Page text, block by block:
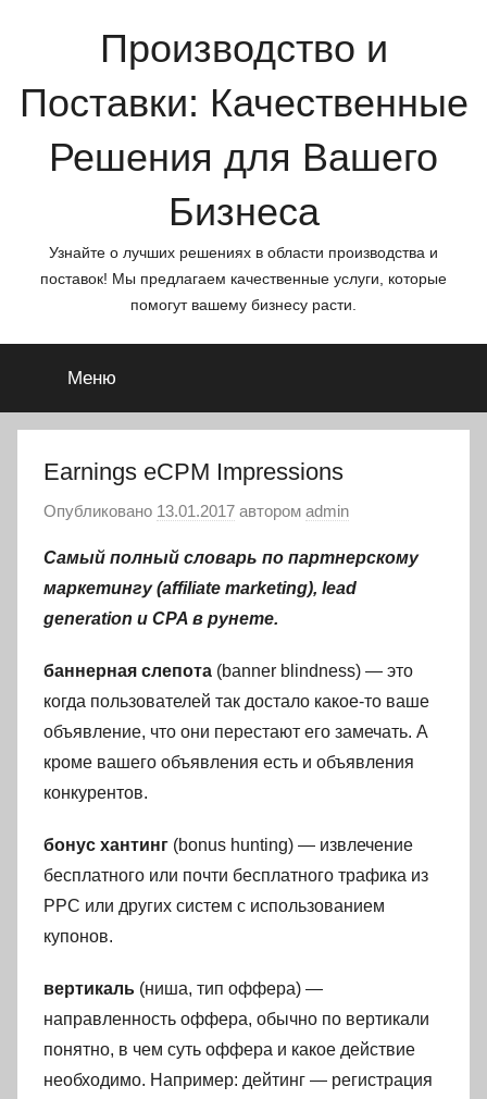
Производство и
Поставки: Качественные
Решения для Вашего
Бизнеса
Узнайте о лучших решениях в области производства и
поставок! Мы предлагаем качественные услуги, которые
помогут вашему бизнесу расти.
Меню
Earnings eCPM Impressions
Опубликовано 13.01.2017 автором admin
Самый полный словарь по партнерскому
маркетингу (affiliate marketing), lead
generation и CPA в рунете.
баннерная слепота (banner blindness) — это
когда пользователей так достало какое-то ваше
объявление, что они перестают его замечать. А
кроме вашего объявления есть и объявления
конкурентов.
бонус хантинг (bonus hunting) — извлечение
бесплатного или почти бесплатного трафика из
PPC или других систем с использованием
купонов.
вертикаль (ниша, тип оффера) —
направленность оффера, обычно по вертикали
понятно, в чем суть оффера и какое действие
необходимо. Например: дейтинг — регистрация